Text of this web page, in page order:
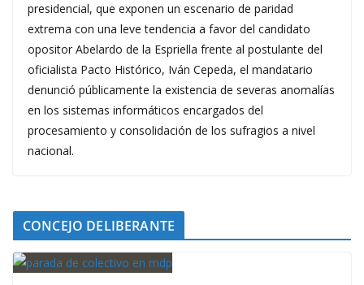
presidencial, que exponen un escenario de paridad
extrema con una leve tendencia a favor del candidato
opositor Abelardo de la Espriella frente al postulante del
oficialista Pacto Histórico, Iván Cepeda, el mandatario
denunció públicamente la existencia de severas anomalías
en los sistemas informáticos encargados del
procesamiento y consolidación de los sufragios a nivel
nacional.
CONCEJO DELIBERANTE